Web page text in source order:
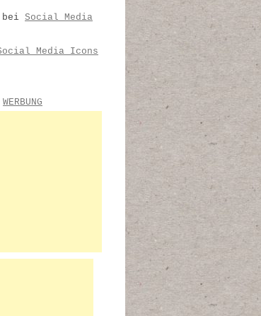
bei Social Media
Media Icons
WERBUNG